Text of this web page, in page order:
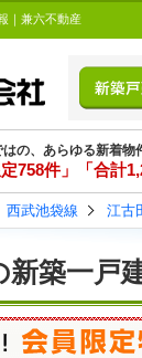
｜兼六不動産
の、あらゆる新着物
758件」「合計
西武池袋線 江古
築一戸